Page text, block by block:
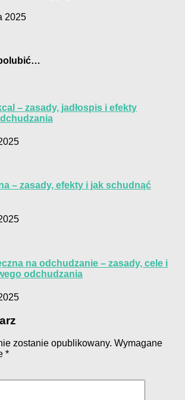
2025
– zasady, jadłospis i efekty
– zasady, efekty i jak schudnąć
na odchudzanie – zasady, cele i
odchudzania
zostanie opublikowany. Wymagane
*